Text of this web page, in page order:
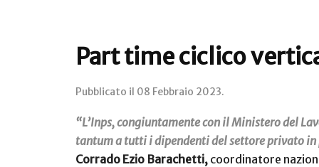
Part time ciclico
Pubblicato il 08 Febbraio 2023.
“L’Inps, congiuntamente con il Ministero del
tantum a tutti i dipendenti del settore privato
Corrado Ezio Barachetti, coordinatore